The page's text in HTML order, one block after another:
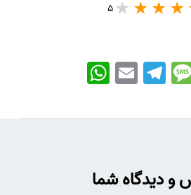
5
WhatsApp EmailTelegram
و دیدگاه شما